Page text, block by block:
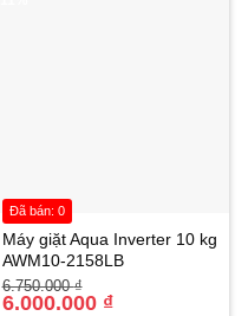
Máy giặt Aqua Inverter 10 kg
AWM10-2158LB
6.750.000₫
Giá
gốc
6.000.000 ₫
Giá
hiện
Đã bán: 0